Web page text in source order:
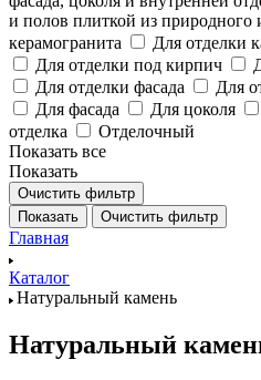
и полов плиткой из природного
керамогранита
Для отделки
Для отделки под кирпич
Для отделки фасада
Для
Для фасада
Для цоколя
отделка
Отделочный
Показать все
Показать
Очистить фильтр
Показать
Очистить фильтр
Главная
Каталог
Натуральный камень
Натуральный